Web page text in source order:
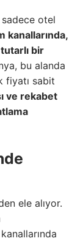
otel
kanallarında,
bir
bu alanda
fiyatı sabit
ve rekabet
ele alıyor.